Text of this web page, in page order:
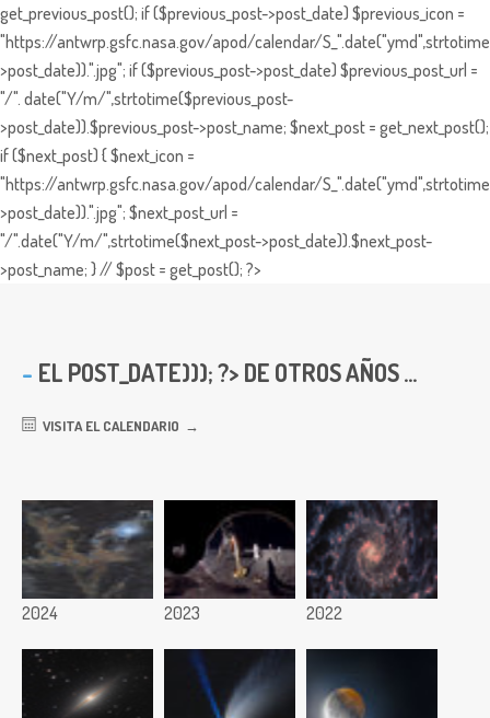
get_previous_post(); if ($previous_post->post_date) $previous_icon =
"https://antwrp.gsfc.nasa.gov/apod/calendar/
>post_date)).".jpg"; if ($previous_post->post_date) $previous_post_url =
"/". date("Y/m/",strtotime($previous_post-
>post_date)).$previous_post->post_name; $next_post = get_next_post();
if ($next_post) { $next_icon =
"https://antwrp.gsfc.nasa.gov/apod/calendar/
>post_date)).".jpg"; $next_post_url =
"/".date("Y/m/",strtotime($next_post->post_date)).$next_post-
>post_name; } // $post = get_post(); ?>
EL POST_DATE))); ?> DE OTROS AÑOS ...
VISITA EL CALENDARIO
2024 2023 2022